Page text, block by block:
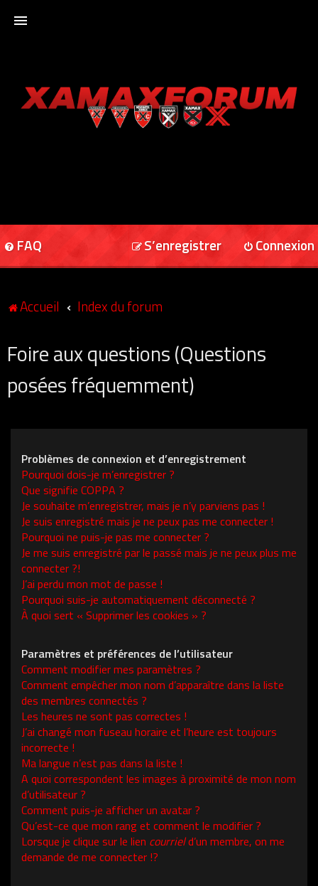
XAMAXFORUM
FAQ Connexion
S’enregistrer
Accueil Index du forum
Foire aux questions (Questions
posées fréquemment)
Problèmes de connexion et d’enregistrement
Pourquoi dois-je m’enregistrer ?
Que signifie COPPA ?
Je souhaite m’enregistrer, mais je n’y parviens pas !
Je suis enregistré mais je ne peux pas me connecter !
Pourquoi ne puis-je pas me connecter ?
Je me suis enregistré par le passé mais je ne peux plus me
connecter ?!
J’ai perdu mon mot de passe !
Pourquoi suis-je automatiquement déconnecté ?
À quoi sert « Supprimer les cookies » ?
Paramètres et préférences de l’utilisateur
Comment modifier mes paramètres ?
Comment empêcher mon nom d’apparaître dans la liste
des membres connectés ?
Les heures ne sont pas correctes !
J’ai changé mon fuseau horaire et l’heure est toujours
incorrecte !
Ma langue n’est pas dans la liste !
A quoi correspondent les images à proximité de mon nom
d’utilisateur ?
Comment puis-je afficher un avatar ?
Qu’est-ce que mon rang et comment le modifier ?
Lorsque je clique sur le lien courrield’un membre, on me
demande de me connecter !?